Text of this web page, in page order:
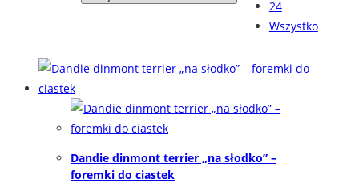
24
Wszystko
Dandie dinmont terrier „na słodko” –
foremki do ciastek